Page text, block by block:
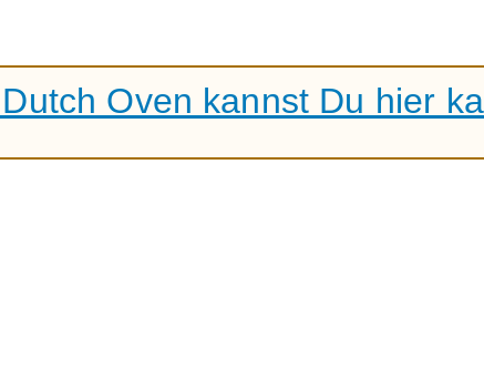
Oven kannst Du hier